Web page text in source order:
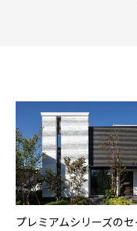
プレミアムシリーズの